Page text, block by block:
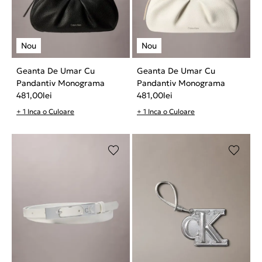
Geanta De Umar Cu
Pandantiv Monograma
481,00lei
+ 1 Inca o Culoare
Geanta De Umar Cu
Pandantiv Monograma
481,00lei
+ 1 Inca o Culoare